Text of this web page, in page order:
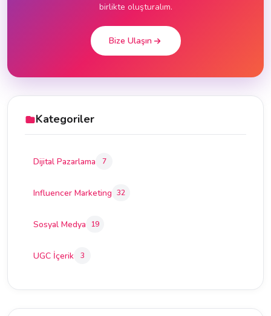
birlikte oluşturalım.
Bize Ulaşın
Kategoriler
Dijital Pazarlama 7
Influencer Marketing 32
Sosyal Medya 19
UGC İçerik 3